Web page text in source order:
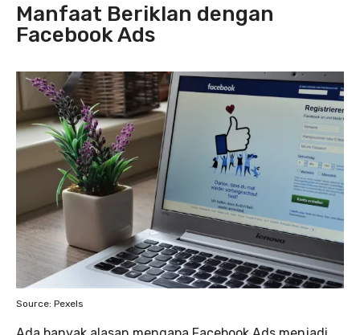
Manfaat Beriklan dengan
Facebook Ads
Source: Pexels